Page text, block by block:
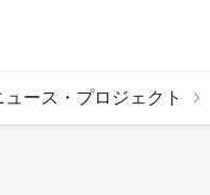
ース・プロジェクト